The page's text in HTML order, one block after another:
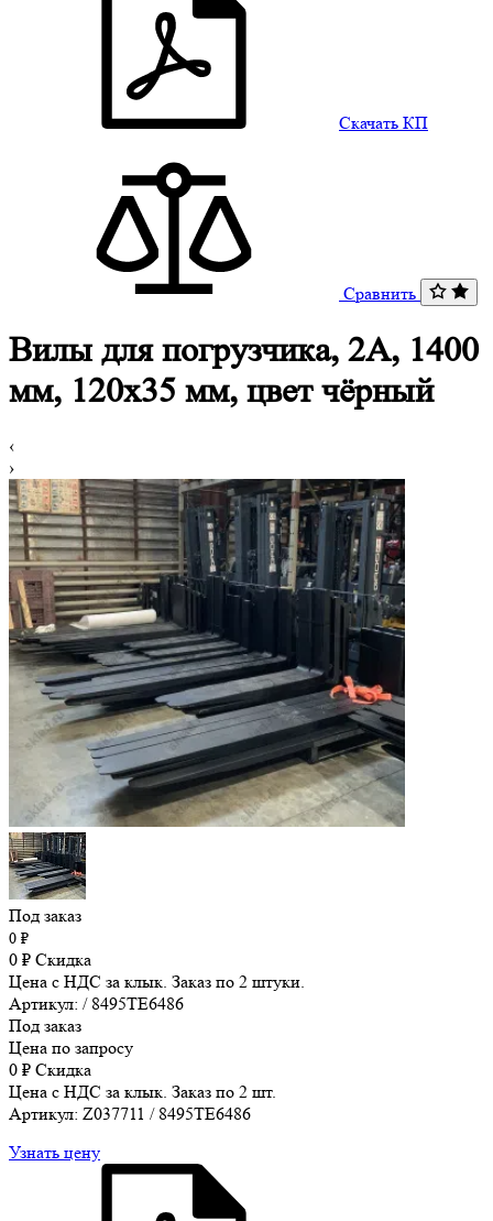
Скачать КП
Сравнить
Вилы для погрузчика, 2A, 1400
мм, 120x35 мм, цвет чёрный
‹
›
Под заказ
0 ₽
0 ₽ Скидка
Цена с НДС за клык. Заказ по 2 штуки.
Артикул: / 8495TE6486
Под заказ
Цена по запросу
0 ₽ Скидка
Цена с НДС за клык. Заказ по 2 шт.
Артикул: Z037711 / 8495TE6486
Узнать цену